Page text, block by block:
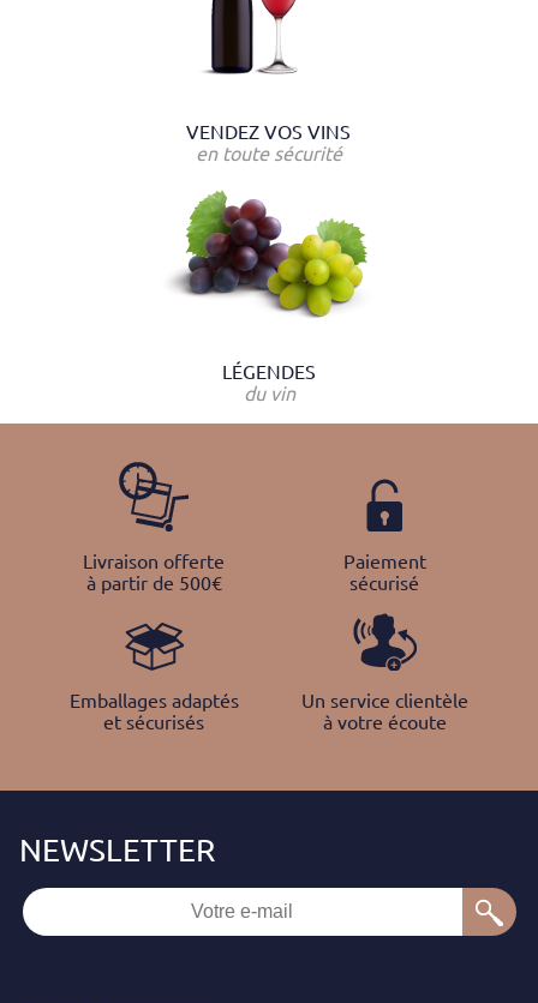
VENDEZ VOS VINS
en toute sécurité
LÉGENDES
du vin
Livraison offerte
à partir de 500€
Paiement
sécurisé
Emballages adaptés
et sécurisés
Un service clientèle
à votre écoute